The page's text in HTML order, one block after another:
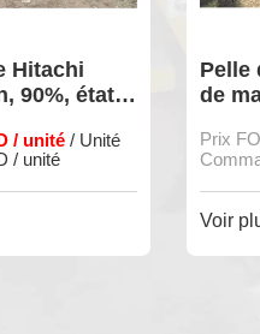
Hitachi 200
japonaise à vendre
000 USD/ Unité
: